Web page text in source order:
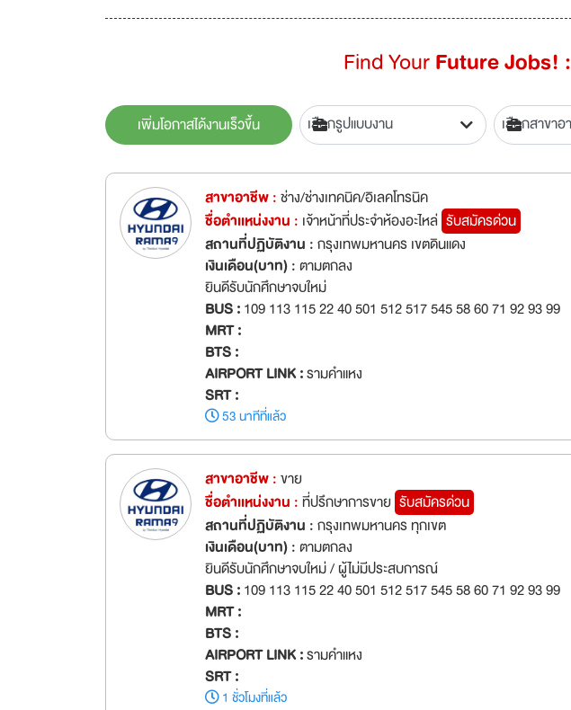
Find YourFuture Jobs! :
เพิ่มโอกาสได้งานเร็วขึ้น
สาขาอาชีพ :ช่าง/ช่างเทคนิค/อิเลคโทรนิค
ชื่อตำเเหน่งงาน : เจ้าหน้าที่ประจำห้องอะไหล่ รับสมัครด่วน
สถานที่ปฏิบัติงาน :กรุงเทพมหานคร เขตดินแดง
เงินเดือน(บาท) :ตามตกลง
ยินดีรับนักศึกษาจบใหม่
BUS :109 113 115 22 40 501 512 517 545 58 60 71 92 93 99
MRT :
BTS :
AIRPORT LINK :รามคำแหง
SRT :
53 นาทีที่แล้ว
สาขาอาชีพ :ขาย
ชื่อตำเเหน่งงาน :ที่ปรึกษาการขาย รับสมัครด่วน
สถานที่ปฏิบัติงาน :กรุงเทพมหานคร ทุกเขต
เงินเดือน(บาท) :ตามตกลง
ยินดีรับนักศึกษาจบใหม่ / ผู้ไม่มีประสบการณ์
BUS :109 113 115 22 40 501 512 517 545 58 60 71 92 93 99
MRT :
BTS :
AIRPORT LINK :รามคำแหง
SRT :
1 ชั่วโมงที่แล้ว